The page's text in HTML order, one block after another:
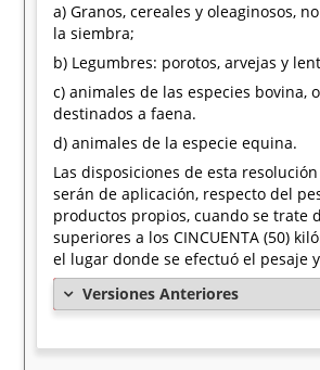
a) Granos, cereales y oleaginosos,
la siembra;
b) Legumbres: porotos, arvejas y
c) animales de las especies bovina,
destinados a faena.
d) animales de la especie equina.
Las disposiciones de esta
serán de aplicación, respecto del
productos propios, cuando se trate
superiores a los CINCUENTA (50)
el lugar donde se efectuó el pesaje
Versiones Anteriores